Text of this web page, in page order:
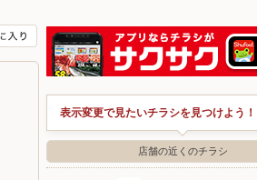
表示変更で見たいチラシを見つけよう！
店舗の近くのチラシ